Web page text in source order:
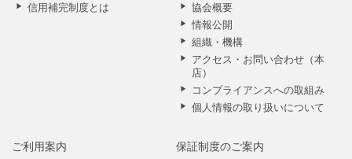
信用補完制度とは
協会概要
情報公開
組織・機構
アクセス・お問い合わせ（本
店）
コンプライアンスへの取組み
個人情報の取り扱いについて
ご利用案内 保証制度のご案内